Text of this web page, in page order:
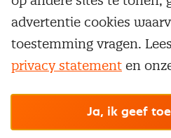
Aanmelden nieuwsbrief
Word lid van Nevi
Inkoop vacatures
Opzeggen lidmaatschap
Contractmanagement
Kostenmanagement
Onderhandelen
Supply management
Trainingen
Opleidingen
Maatwerk
Vrijstellingen
Cookievoorkeuren
©
advertentie cookies
toestemming vragen.
privacy statement en
Ja, ik geef